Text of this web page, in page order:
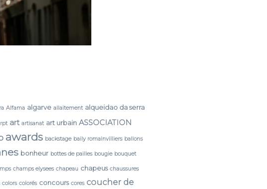
Alfama algarve allaitement alqueidao da serra
art artisanat art urbain ASSOCIATION
awards backstage baily romainvilliers ballons
bonheur bottes de pailles bougie bouquet
champs elysees chapeau chapeus chaussures
colors colorés concours cores coucher de